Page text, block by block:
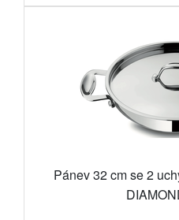
Pánev 32 cm se 2